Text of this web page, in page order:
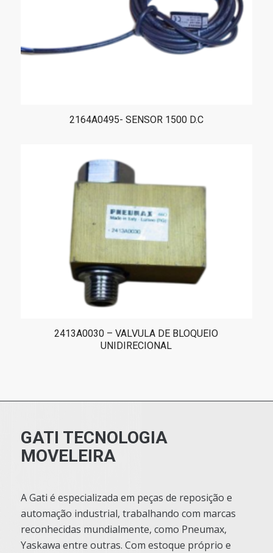
2164A0495- SENSOR 1500 D.C
2413A0030 – VALVULA DE BLOQUEIO
UNIDIRECIONAL
GATI TECNOLOGIA
MOVELEIRA
A Gati é especializada em peças de reposição e
automação industrial, trabalhando com marcas
reconhecidas mundialmente, como Pneumax,
Yaskawa entre outras. Com estoque próprio e